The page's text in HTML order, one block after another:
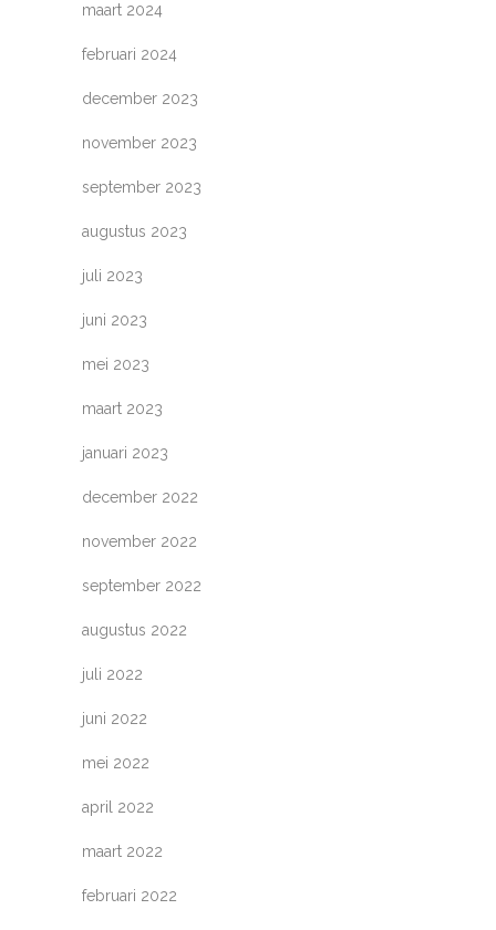
maart 2024
februari 2024
december 2023
november 2023
september 2023
augustus 2023
juli 2023
juni 2023
mei 2023
maart 2023
januari 2023
december 2022
november 2022
september 2022
augustus 2022
juli 2022
juni 2022
mei 2022
april 2022
maart 2022
februari 2022